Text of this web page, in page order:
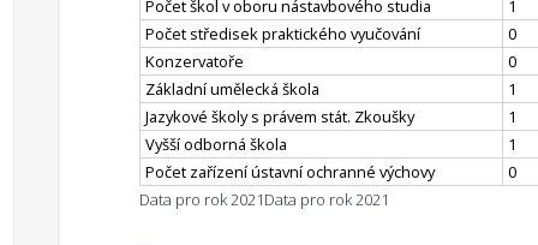
Počet škol v oboru nástavbového studia
1
Počet středisek praktického vyučování
0
Konzervatoře
0
Základní umělecká škola
1
Jazykové školy s právem stát. Zkoušky
1
Vyšší odborná škola
1
Počet zařízení ústavní ochranné výchovy
0
Data pro rok 2021Data pro rok 2021